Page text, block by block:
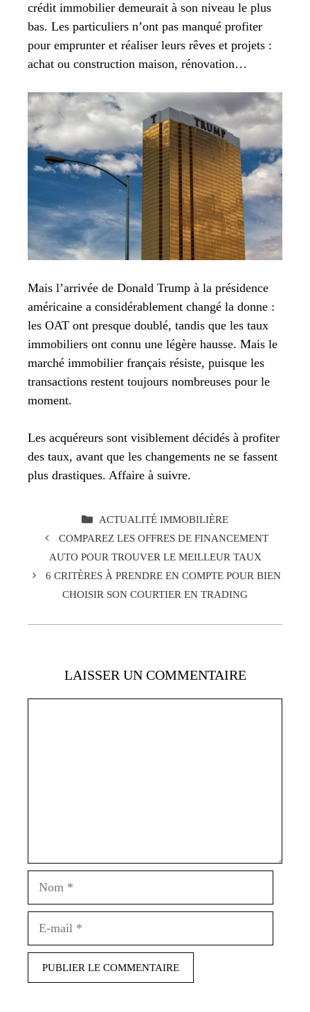
crédit immobilier demeurait à son niveau le plus
bas. Les particuliers n’ont pas manqué profiter
pour emprunter et réaliser leurs rêves et projets :
achat ou construction maison, rénovation…
Mais l’arrivée de Donald Trump à la présidence
américaine a considérablement changé la donne :
les OAT ont presque doublé, tandis que les taux
immobiliers ont connu une légère hausse. Mais le
marché immobilier français résiste, puisque les
transactions restent toujours nombreuses pour le
moment.
Les acquéreurs sont visiblement décidés à profiter
des taux, avant que les changements ne se fassent
plus drastiques. Affaire à suivre.
CATÉGORIES
ACTUALITÉ IMMOBILIÈRE
COMPAREZ LES OFFRES DE FINANCEMENT
AUTO POUR TROUVER LE MEILLEUR TAUX
6 CRITÈRES À PRENDRE EN COMPTE POUR BIEN
CHOISIR SON COURTIER EN TRADING
LAISSER UN COMMENTAIRE